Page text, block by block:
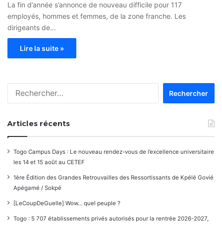
La fin d’année s’annonce de nouveau difficile pour 117
employés, hommes et femmes, de la zone franche. Les
dirigeants de…
Lire la suite »
Articles récents
Togo Campus Days : Le nouveau rendez-vous de l’excellence universitaire
les 14 et 15 août au CETEF
1ère Édition des Grandes Retrouvailles des Ressortissants de Kpélé Govié
Apégamé / Sokpé
[LeCoupDeGuelle] Wow… quel peuple ?
Togo : 5 707 établissements privés autorisés pour la rentrée 2026-2027,